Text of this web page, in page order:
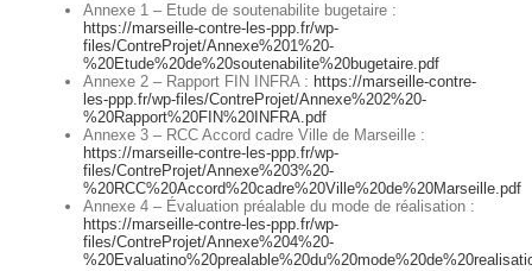
Annexe 1 – Etude de soutenabilite bugetaire :
https://marseille-contre-les-ppp.fr/wp-
files/ContreProjet/Annexe%201%20-
%20Etude%20de%20soutenabilite%20bugetaire.pdf
Annexe 2 – Rapport FIN INFRA : https://marseille-contre-
les-ppp.fr/wp-files/ContreProjet/Annexe%202%20-
%20Rapport%20FIN%20INFRA.pdf
Annexe 3 – RCC Accord cadre Ville de Marseille :
https://marseille-contre-les-ppp.fr/wp-
files/ContreProjet/Annexe%203%20-
%20RCC%20Accord%20cadre%20Ville%20de%20Marseille.pdf
Annexe 4 – Évaluation préalable du mode de réalisation :
https://marseille-contre-les-ppp.fr/wp-
files/ContreProjet/Annexe%204%20-